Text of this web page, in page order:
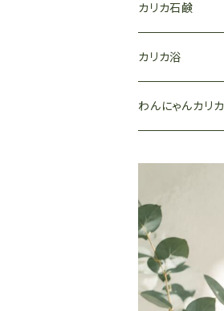
カリカ石鹸
カリカ浴
わんにゃんカリカ